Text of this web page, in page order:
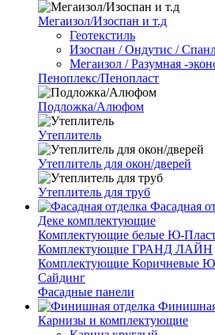
Мегаизол/Изоспан и т.д
Геотекстиль
Изоспан / Ондутис /
Мегаизол / Разумная -
Пеноплекс/Пенопласт
Подложка/Алюфом
Утеплитель
Утеплитель для окон/дверей
Утеплитель для труб
Фасадная
Деке комплектующие
Комплектующие белые Ю-
Комплектующие ГРАНД ЛАЙН
Комплектующие Коричневые
Сайдинг
Фасадные панели
Финишная
Карнизы и комплектующие